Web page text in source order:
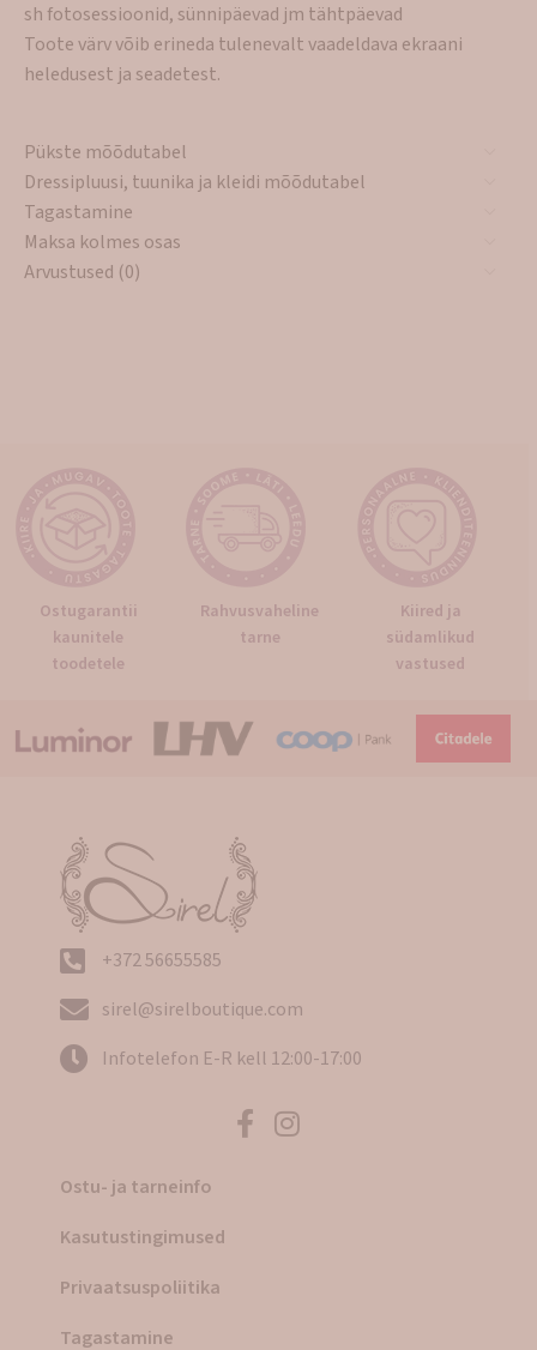
sh fotosessioonid, sünnipäevad jm tähtpäevad
Toote värv võib erineda tulenevalt vaadeldava ekraani
heledusest ja seadetest.
Pükste mõõdutabel
Dressipluusi, tuunika ja kleidi mõõdutabel
Tagastamine
Maksa kolmes osas
Arvustused (0)
Ostugarantii
kaunitele
toodetele
Rahvusvaheline
tarne
Kiired ja
südamlikud
vastused
+372 56655585
sirel@sirelboutique.com
Infotelefon E-R kell 12:00-17:00
Ostu- ja tarneinfo
Kasutustingimused
Privaatsuspoliitika
Tagastamine